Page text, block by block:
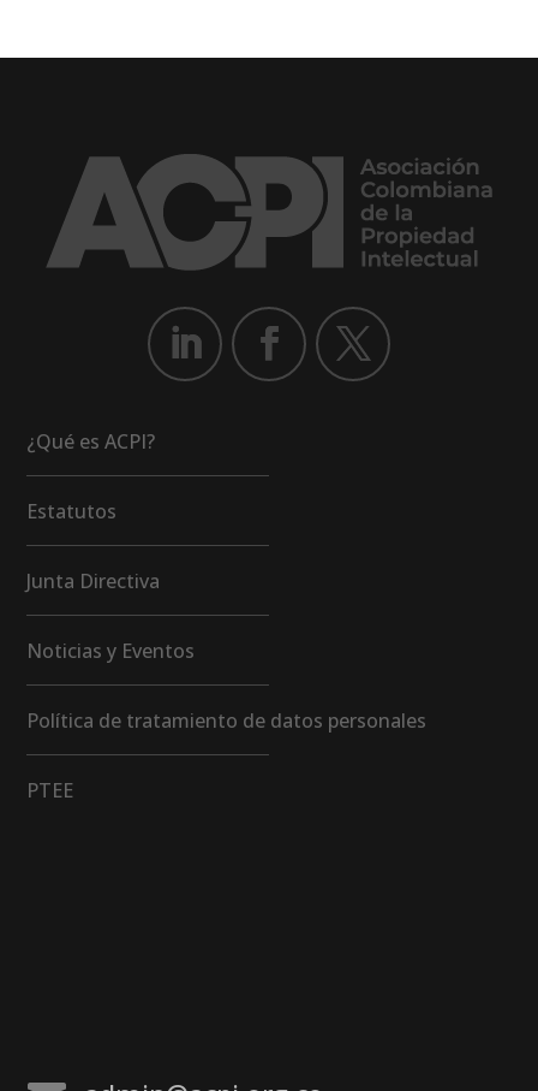
¿Qué es ACPI?
Estatutos
Junta Directiva
Noticias y Eventos
Política de tratamiento de datos personales
PTEE